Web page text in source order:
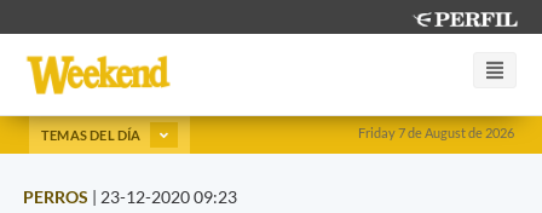
Friday 7 de August de 2026
TEMAS DEL DÍA
PERROS | 23-12-2020 09:23